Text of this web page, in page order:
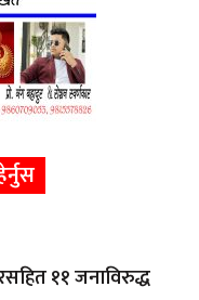
११ जनाविरुद्ध